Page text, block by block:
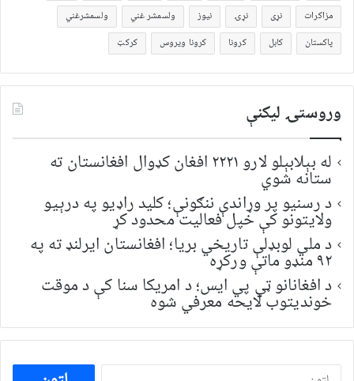
مزاکرات
نړی نړۍ نیوز ولسمشر غني
ولسمشرغني
پاکستان
کابل کرونا کرونا ویروس کرکټ
وروستۍ ليکنې
له بېلابېلو لارو ۲۲۲۱ افغان کډوال افغانستان ته
ستانه شوي
د رسنیو پر وړاندې ننګونې؛ کلید راډیو په درېیو
ولایتونو کې خپل فعالیت محدود کړ
د ملي لوبډلې تاریخي بریا؛ افغانستان ایرلنډ ته په
۹۲ منډو ماتې ورکړه
د افغانانو ټي پي ایس؛ د امریکا سنا کې د موقت
خونديتوب لایحه معرفي شوه
ددی